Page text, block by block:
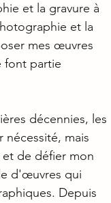
et la gravure à
et la
mes œuvres
font partie
décennies, les
mais
de défier mon
d'œuvres qui
Depuis